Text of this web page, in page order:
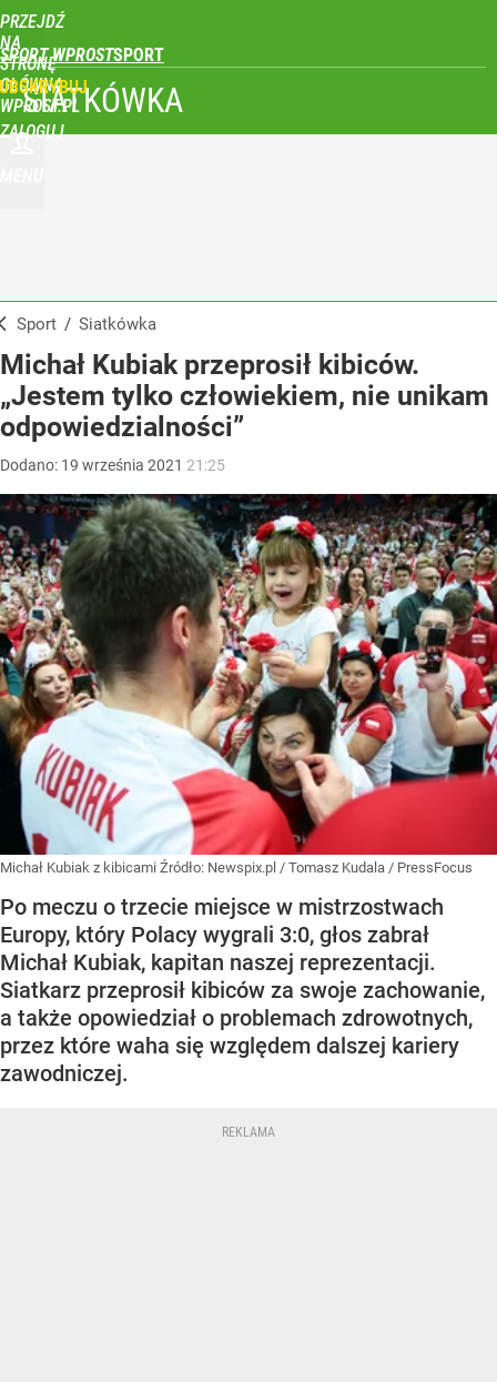
PRZEJDŹ
NA
STRONĘ
GŁÓWNĄ
WPROST.PL
SPORT WPROST
ZALOGUJ
SIATKÓWKA
Sport / Siatkówka
Michał Kubiak przeprosił kibiców.
„Jestem tylko człowiekiem, nie unikam
odpowiedzialności”
Dodano: 19 września 2021 21:25
Michał Kubiak z kibicami Źródło: Newspix.pl / Tomasz Kudala / PressFocus
Po meczu o trzecie miejsce w mistrzostwach
Europy, który Polacy wygrali 3:0, głos zabrał
Michał Kubiak, kapitan naszej reprezentacji.
Siatkarz przeprosił kibiców za swoje zachowanie,
a także opowiedział o problemach zdrowotnych,
przez które waha się względem dalszej kariery
zawodniczej.